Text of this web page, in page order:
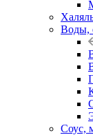
Воды,
Соус,